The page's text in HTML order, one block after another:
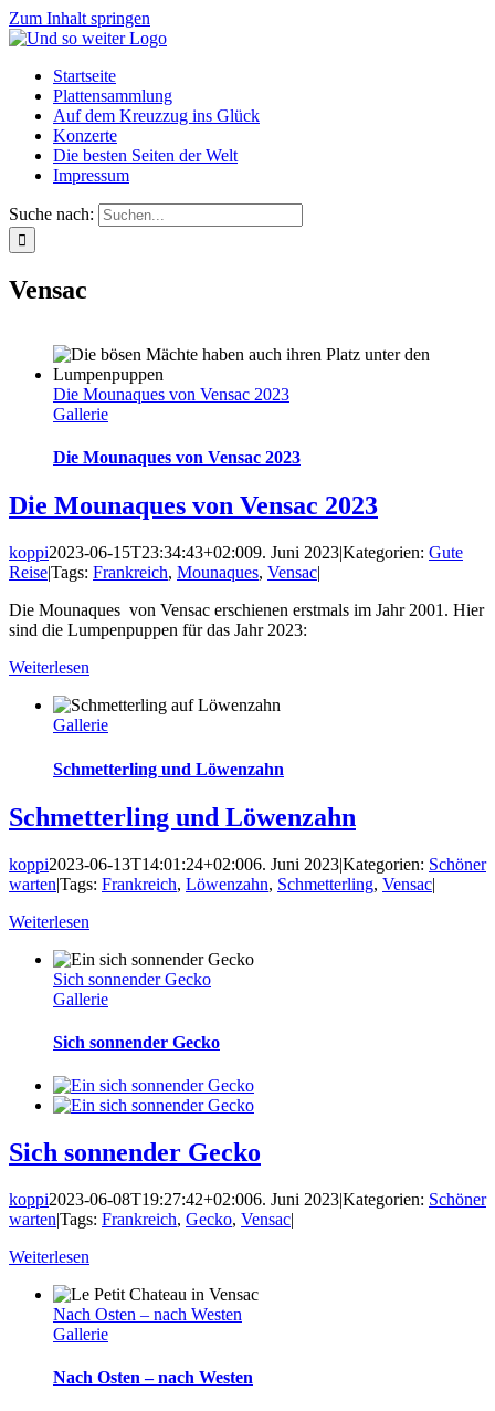
Zum Inhalt springen
Startseite
Plattensammlung
Auf dem Kreuzzug ins Glück
Konzerte
Die besten Seiten der Welt
Impressum
Suche nach:
Vensac
Die Mounaques von Vensac 2023
Gallerie
Die Mounaques von Vensac 2023
Die Mounaques von Vensac 2023
koppi2023-06-15T23:34:43+02:009. Juni 2023|Kategorien: Gute
Reise|Tags: Frankreich, Mounaques, Vensac|
Die Mounaques von Vensac erschienen erstmals im Jahr 2001. Hier
sind die Lumpenpuppen für das Jahr 2023:
Weiterlesen
Gallerie
Schmetterling und Löwenzahn
Schmetterling und Löwenzahn
koppi2023-06-13T14:01:24+02:006. Juni 2023|Kategorien: Schöner
warten|Tags: Frankreich, Löwenzahn, Schmetterling, Vensac|
Weiterlesen
Sich sonnender Gecko
Gallerie
Sich sonnender Gecko
Sich sonnender Gecko
koppi2023-06-08T19:27:42+02:006. Juni 2023|Kategorien: Schöner
warten|Tags: Frankreich, Gecko, Vensac|
Weiterlesen
Nach Osten – nach Westen
Gallerie
Nach Osten – nach Westen